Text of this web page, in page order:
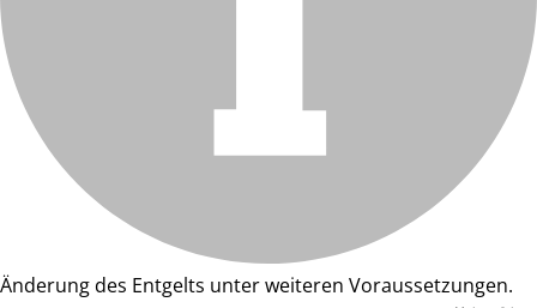
Änderung des Entgelts unter weiteren Voraussetzungen.